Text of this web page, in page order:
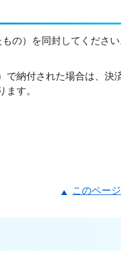
の）を同封してくださ
で納付された場合は、決
す。
このペー